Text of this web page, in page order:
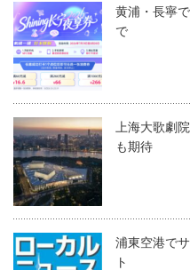
黄浦・長寧
で
上海大歌劇
も期待
浦東空港で
ト